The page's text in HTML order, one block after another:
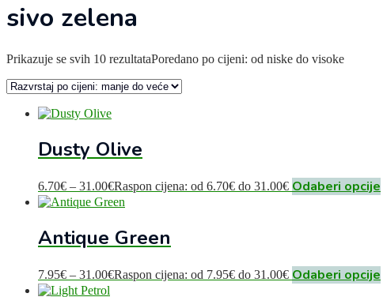
sivo zelena
Prikazuje se svih 10 rezultataPoredano po cijeni: od niske do visoke
Dusty Olive
6.70€ – 31.00€Raspon cijena: od 6.70€ do 31.00€ Odaberi opcije
Antique Green
7.95€ – 31.00€Raspon cijena: od 7.95€ do 31.00€ Odaberi opcije